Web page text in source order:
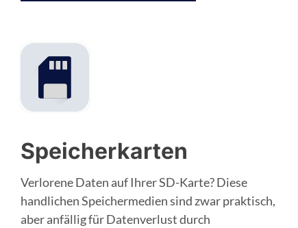
Speicherkarten
Verlorene Daten auf Ihrer SD-Karte? Diese
handlichen Speichermedien sind zwar praktisch,
aber anfällig für Datenverlust durch